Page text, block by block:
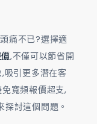
痛不已?選擇適
,不僅可以節省開
吸引更多潛在客
寬頻報價超支,
討這個問題。